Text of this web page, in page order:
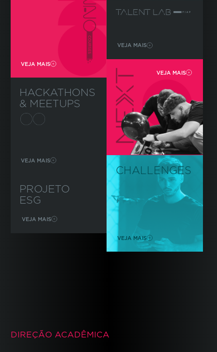
VEJA MAIS
HACKATHONS
& MEETUPS
VEJA MAIS
PROJETO
ESG
VEJA MAIS
VEJA MAIS
VEJA MAIS
CHALLENGES
VEJA MAIS
DIREÇÃO ACADÊMICA